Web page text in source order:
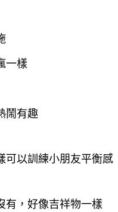
一樣
鬧有趣
可以訓練小朋友平衡感
有，好像吉祥物一樣